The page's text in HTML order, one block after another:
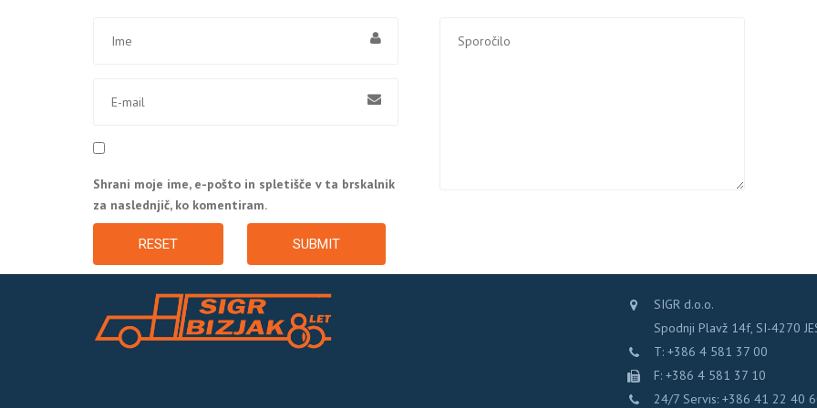
Shrani moje ime, e-pošto in spletišče v ta brskalnik
za naslednjič, ko komentiram.
RESET SUBMIT
SIGR d.o.o.
Spodnji Plavž 14f, SI-4270
T: +386 4 581 37 00
F: +386 4 581 37 10
24/7 Servis: +386 41 22 40